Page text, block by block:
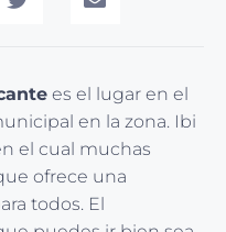
es el lugar en el
en la zona. Ibi
el cual muchas
ofrece una
todos. El